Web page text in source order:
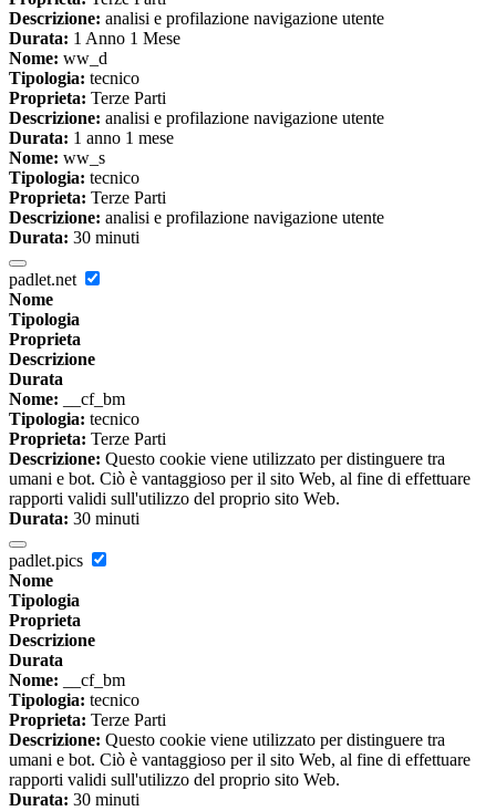
Descrizione: analisi e profilazione navigazione utente
Durata: 1 Anno 1 Mese
Nome: ww_d
Tipologia: tecnico
Proprieta: Terze Parti
Descrizione: analisi e profilazione navigazione utente
Durata: 1 anno 1 mese
Nome: ww_s
Tipologia: tecnico
Proprieta: Terze Parti
Descrizione: analisi e profilazione navigazione utente
Durata: 30 minuti
padlet.net
Nome
Tipologia
Proprieta
Descrizione
Durata
Nome: __cf_bm
Tipologia: tecnico
Proprieta: Terze Parti
Descrizione: Questo cookie viene utilizzato per distinguere tra
umani e bot. Ciò è vantaggioso per il sito Web, al fine di effettuare
rapporti validi sull'utilizzo del proprio sito Web.
Durata: 30 minuti
padlet.pics
Nome
Tipologia
Proprieta
Descrizione
Durata
Nome: __cf_bm
Tipologia: tecnico
Proprieta: Terze Parti
Descrizione: Questo cookie viene utilizzato per distinguere tra
umani e bot. Ciò è vantaggioso per il sito Web, al fine di effettuare
rapporti validi sull'utilizzo del proprio sito Web.
Durata: 30 minuti